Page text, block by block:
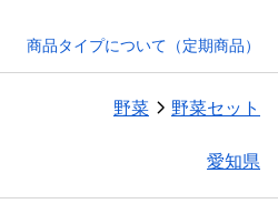
商品タイプについて（定期商品）
野菜 野菜セット
愛知県